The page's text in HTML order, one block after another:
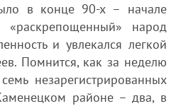
в конце 90-х – начале
«раскрепощенный» народ
и увлекался легкой
Помнится, как за неделю
незарегистрированных
районе – два, в